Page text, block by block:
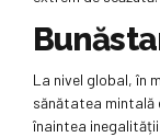
La nivel global, în
sănătatea mintală
înaintea